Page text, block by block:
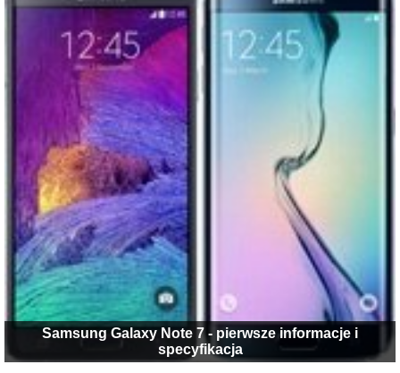
Samsung Galaxy Note 7 - pierwsze informacje i
specyfikacja